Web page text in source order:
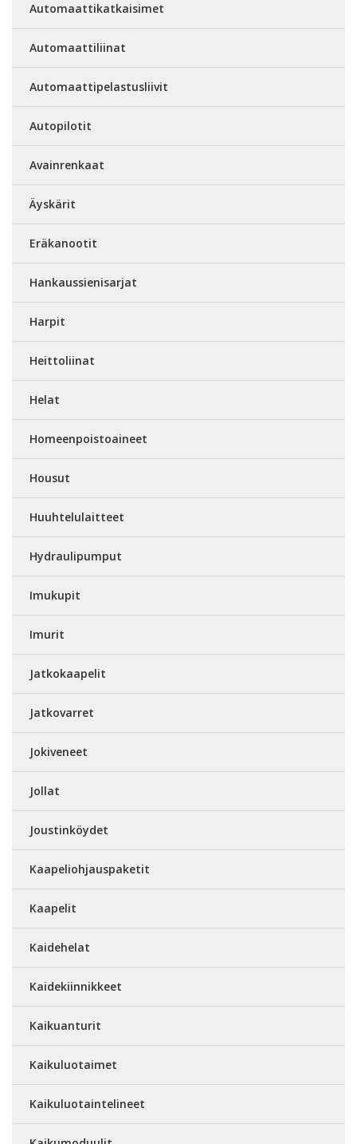
Automaattikatkaisimet
Automaattiliinat
Automaattipelastusliivit
Autopilotit
Avainrenkaat
Äyskärit
Eräkanootit
Hankaussienisarjat
Harpit
Heittoliinat
Helat
Homeenpoistoaineet
Housut
Huuhtelulaitteet
Hydraulipumput
Imukupit
Imurit
Jatkokaapelit
Jatkovarret
Jokiveneet
Jollat
Joustinköydet
Kaapeliohjauspaketit
Kaapelit
Kaidehelat
Kaidekiinnikkeet
Kaikuanturit
Kaikuluotaimet
Kaikuluotaintelineet